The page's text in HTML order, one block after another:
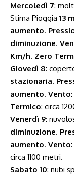
Mercoledì 7:
Stima Pioggia 13
aumento.
diminuzione.
Km/h. Zero
Giovedì 8:
stazionaria.
aumento. Vento
Termico: circa
Venerdì 9:
diminuzione.
aumento. Vento
circa 1100 metri.
Sabato 10: nubi